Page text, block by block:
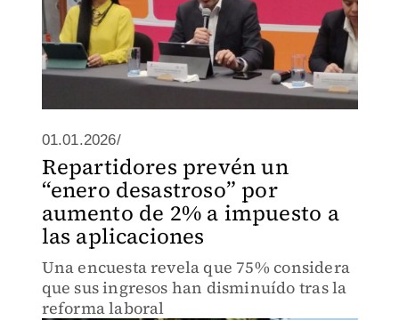
01.01.2026/
Repartidores prevén un
“enero desastroso” por
aumento de 2% a impuesto a
las aplicaciones
Una encuesta revela que 75% considera
que sus ingresos han disminuído tras la
reforma laboral